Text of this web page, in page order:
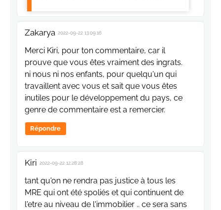
Zakarya 2022-09-22 13:09:16
Merci Kiri, pour ton commentaire, car il
prouve que vous êtes vraiment des ingrats.
ni nous ni nos enfants, pour quelqu'un qui
travaillent avec vous et sait que vous êtes
inutiles pour le développement du pays, ce
genre de commentaire est a remercier.
Répondre
Kiri 2022-09-22 12:28:28
tant qu'on ne rendra pas justice à tous les
MRE qui ont été spoliés et qui continuent de
l'etre au niveau de l'immobilier .. ce sera sans